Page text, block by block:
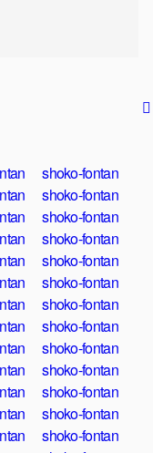
shoko-fontan
shoko-fontan
shoko-fontan
shoko-fontan
shoko-fontan
shoko-fontan
shoko-fontan
shoko-fontan
shoko-fontan
shoko-fontan
shoko-fontan
shoko-fontan
shoko-fontan